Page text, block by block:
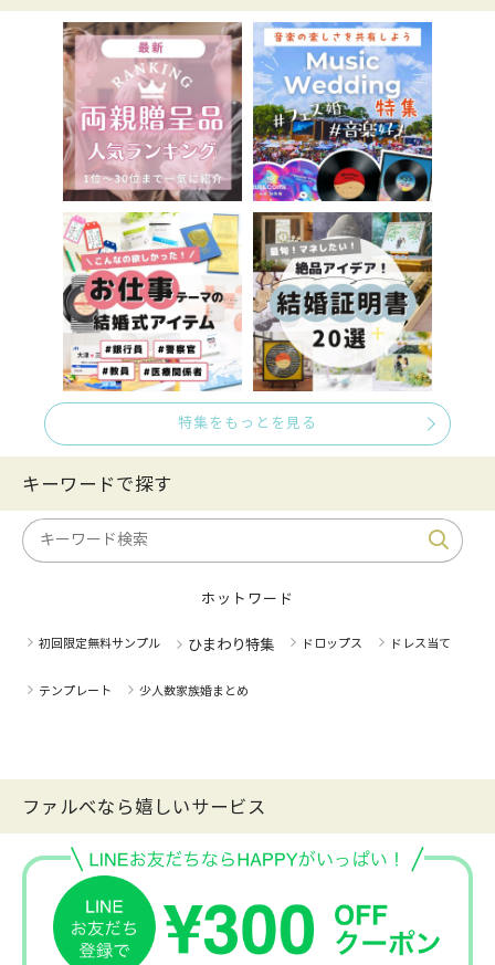
特集をもっとを見る
キーワードで探す
ホットワード
初回限定無料サンプル ひまわり特集 ドロップス ドレス当て
テンプレート 少人数家族婚まとめ
ファルべなら嬉しいサービス